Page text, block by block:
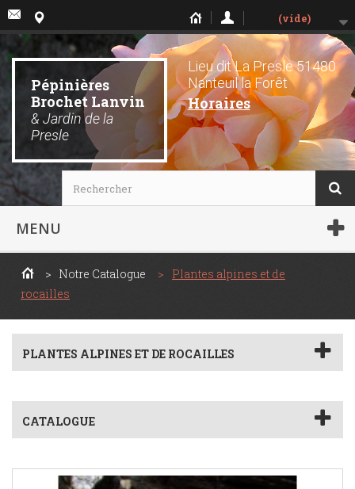
(vide)
Pépinières
Brochet Lanvin
& Jardin de la
Presle
Lieu dit La Presle 51480
Nanteuil la Forêt
Horaires
MENU
> Notre Catalogue >
Plantes alpines et de
rocailles
PLANTES ALPINES ET DE ROCAILLES
CATALOGUE